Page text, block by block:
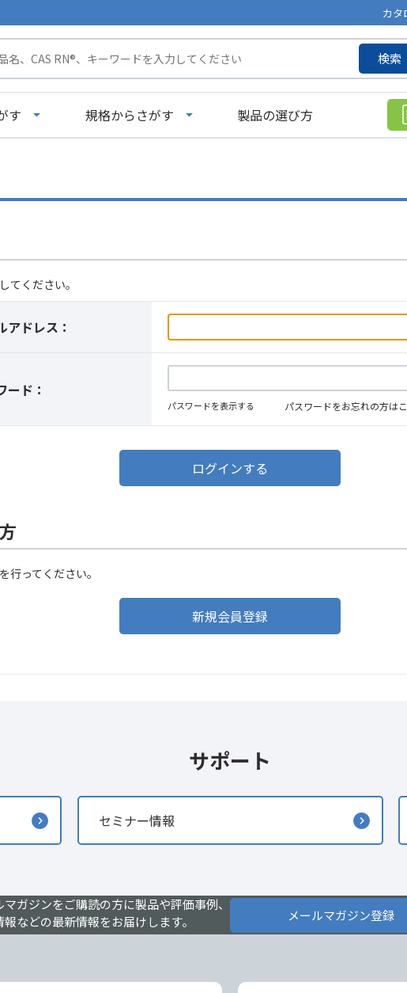
カタ
検索
す 規格からさがす 製品の選び方
てください。
アドレス：
ード：
パスワードを表示する パスワードをお忘れの方は
ってください。
サポート
セミナー情報
マガジンをご購読の方に製品や評価事例、
報などの最新情報をお届けします。
メールマガジン登録